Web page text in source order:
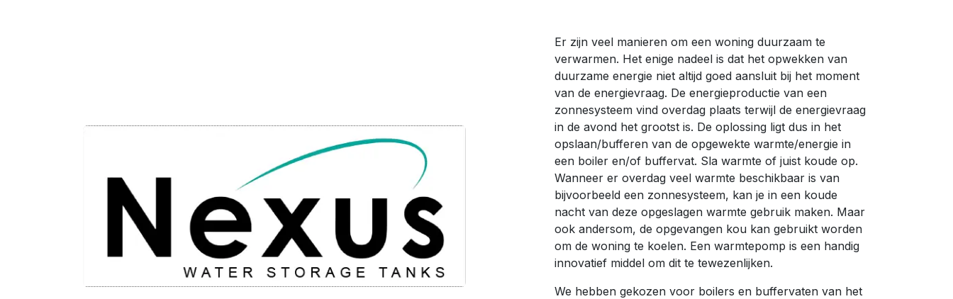
Er zijn veel manieren om een woning duurzaam te
verwarmen. Het enige nadeel is dat het opwekken van
duurzame energie niet altijd goed aansluit bij het moment
van de energievraag. De energieproductie van een
zonnesysteem vind overdag plaats terwijl de energievraag
in de avond het grootst is. De oplossing ligt dus in het
opslaan/bufferen van de opgewekte warmte/energie in
een boiler en/of buffervat. Sla warmte of juist koude op.
Wanneer er overdag veel warmte beschikbaar is van
bijvoorbeeld een zonnesysteem, kan je in een koude
nacht van deze opgeslagen warmte gebruik maken. Maar
ook andersom, de opgevangen kou kan gebruikt worden
om de woning te koelen. Een warmtepomp is een handig
innovatief middel om dit te tewezenlijken.
We hebben gekozen voor boilers en buffervaten van het